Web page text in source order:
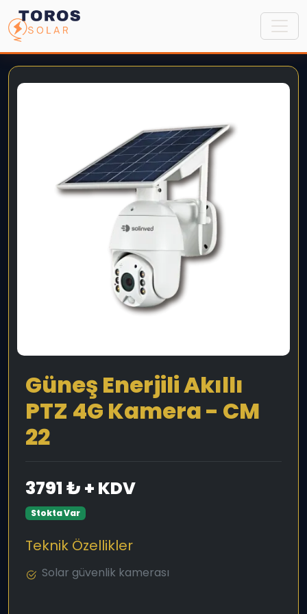
Güneş Enerjili Akıllı
PTZ 4G Kamera - CM
22
3791 ₺ + KDV
Stokta Var
Teknik Özellikler
Solar güvenlik kamerası